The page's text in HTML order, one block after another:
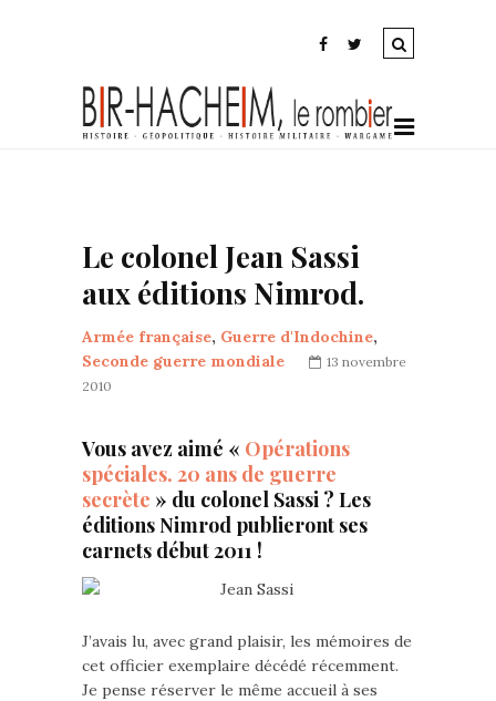
Le colonel Jean Sassi
aux éditions Nimrod.
Armée française, Guerre d'Indochine,
Seconde guerre mondiale
13 novembre
2010
Vous avez aimé « Opérations
spéciales. 20 ans de guerre
secrète » du colonel Sassi ? Les
éditions Nimrod publieront ses
carnets début 2011 !
J’avais lu, avec grand plaisir, les mémoires de
cet officier exemplaire décédé récemment.
Je pense réserver le même accueil à ses